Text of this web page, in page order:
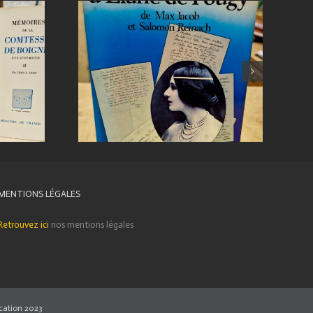
LÉGALES
ici nos mentions légales
2023